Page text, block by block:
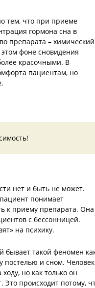
тем, что при приеме
гормона сна в
препарата – химический
фоне сновидения
красочными. В
пациентам, но
нет и быть не может.
понимает
к приему препарата. Она
с бессонницей.
на психику.
бывает такой феномен
постелью и сном. Человек
но как только он
Это происходит потому,